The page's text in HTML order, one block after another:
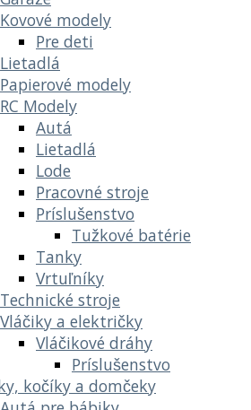
Kovové modely
Pre deti
Lietadlá
Papierové modely
RC Modely
Autá
Lietadlá
Lode
Pracovné stroje
Príslušenstvo
Tužkové batérie
Tanky
Vrtuľníky
Technické stroje
Vláčiky a električky
Vláčikové dráhy
Príslušenstvo
kočíky a domčeky